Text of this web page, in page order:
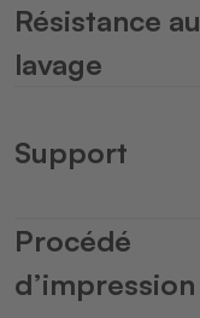
Résistance au
lavage
Support
Procédé
d’impression